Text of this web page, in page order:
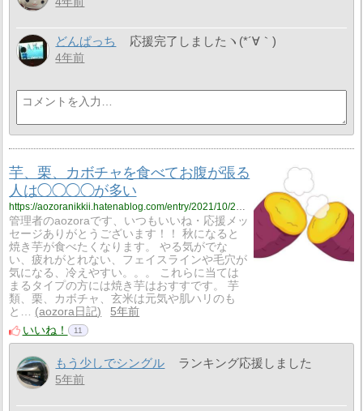
どんぱっち 応援完了しましたヽ(*´∀｀)
4年前
芋、栗、カボチャを食べてお腹が張る
人は◯◯◯◯が多い
管理者のaozoraです、いつもいいね・応援メッ
セージありがとうございます！！ 秋になると
焼き芋が食べたくなります。 やる気がでな
い、疲れがとれない、フェイスラインや毛穴が
気になる、冷えやすい。。。 これらに当ては
まるタイプの方には焼き芋はおすすです。 芋
類、栗、カボチャ、玄米は元気や肌ハリのも
と…
aozora日記
5年前
いいね！
11
もう少しでシングル ランキング応援しました
5年前